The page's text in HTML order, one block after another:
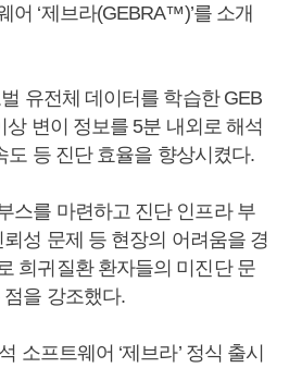
어 ‘제브라(GEBRA™)’를 소개
유전체 데이터를 학습한 GEB
상 변이 정보를 5분 내외로 해석
도 등 진단 효율을 향상시켰다.
스를 마련하고 진단 인프라 부
성 문제 등 현장의 어려움을 경
희귀질환 환자들의 미진단 문
을 강조했다.
소프트웨어 ‘제브라’ 정식 출시